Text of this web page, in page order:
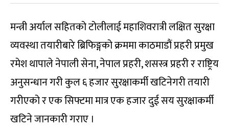
मन्त्री अर्याल सहितको टोलीलाई महाशिवरात्री लक्षित सुरक्षा
व्यवस्था तयारीबारे ब्रिफिङ्गको क्रममा काठमाडौं प्रहरी प्रमुख
रमेश थापाले नेपाली सेना, नेपाल प्रहरी, शसस्त्र प्रहरी र राष्ट्रिय
अनुसन्धान गरी कुल ६ हजार सुरक्षाकर्मी खटिनेगरी तयारी
गरीएको र एक सिफ्टमा मात्र एक हजार दुई सय सुरक्षाकर्मी
खटिने जानकारी गराए ।